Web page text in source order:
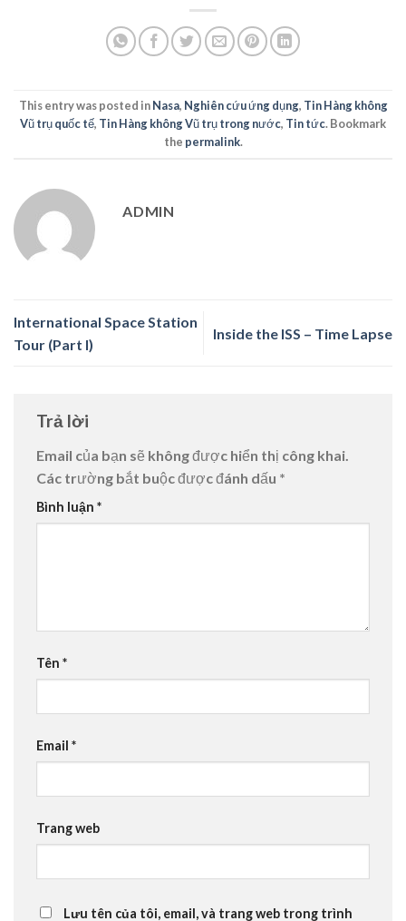
This entry was posted inNasa, Nghiên cứu ứng dụng, Tin Hàng không
Vũ trụ quốc tế, Tin Hàng không Vũ trụ trong nước, Tin tức. Bookmark
the permalink.
ADMIN
International Space Station
Tour (Part I)
Inside the ISS – Time Lapse
Trả lời
Email của bạn sẽ không được hiển thị công khai.
Các trường bắt buộc được đánh dấu *
Bình luận *
Tên *
Email *
Trang web
Lưu tên của tôi, email, và trang web trong trình